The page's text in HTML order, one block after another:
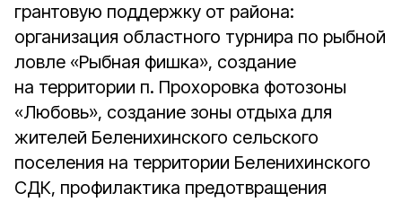
грантовую поддержку от района:
организация областного турнира по рыбной
ловле «Рыбная фишка», создание
на территории п. Прохоровка фотозоны
«Любовь», создание зоны отдыха для
жителей Беленихинского сельского
поселения на территории Беленихинского
СДК, профилактика предотвращения